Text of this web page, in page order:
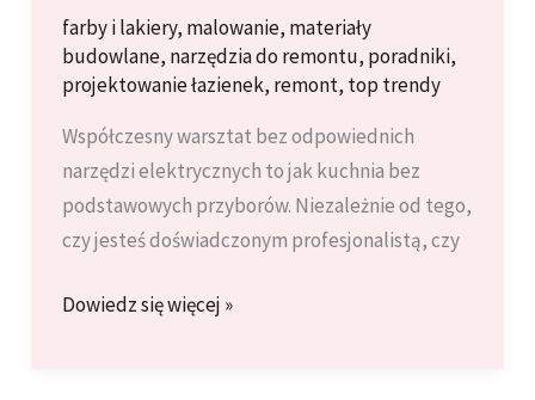
farby i lakiery, malowanie, materiały
budowlane, narzędzia do remontu, poradniki,
projektowanie łazienek, remont, top trendy
Współczesny warsztat bez odpowiednich
narzędzi elektrycznych to jak kuchnia bez
podstawowych przyborów. Niezależnie od tego,
czy jesteś doświadczonym profesjonalistą, czy
Narzędzia
Dowiedz się więcej »